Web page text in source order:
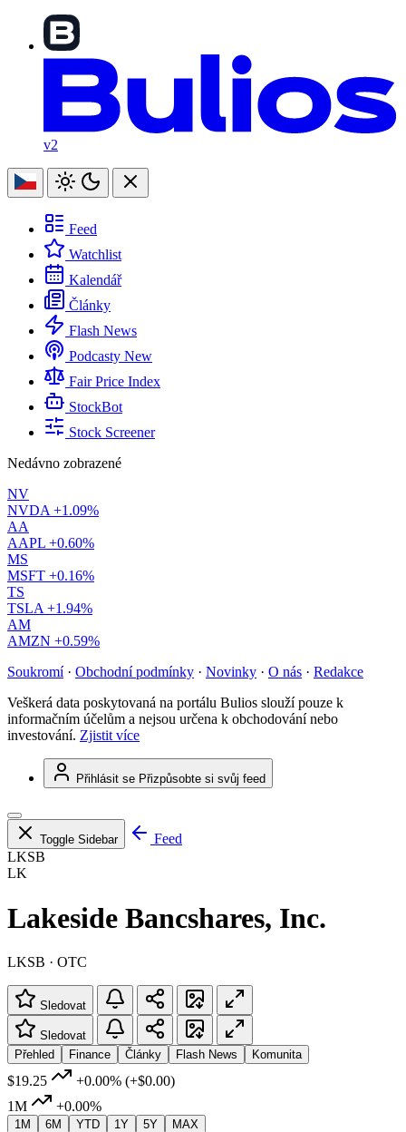
v2
Feed
Watchlist
Kalendář
Články
Flash News
Podcasty New
Fair Price Index
StockBot
Stock Screener
Nedávno zobrazené
NV
NVDA +1.09%
AA
AAPL +0.60%
MS
MSFT +0.16%
TS
TSLA +1.94%
AM
AMZN +0.59%
Soukromí · Obchodní podmínky · Novinky · O nás · Redakce
Veškerá data poskytovaná na portálu Bulios slouží pouze k
informačním účelům a nejsou určena k obchodování nebo
investování. Zjistit více
Přihlásit se Přizpůsobte si svůj feed
Toggle Sidebar
Feed
LKSB
LK
Lakeside Bancshares, Inc.
LKSB · OTC
Sledovat
Sledovat
Přehled
Finance Články Flash News Komunita
$19.25 +0.00% (+$0.00)
1M
+0.00%
1M 6M YTD 1Y 5Y MAX